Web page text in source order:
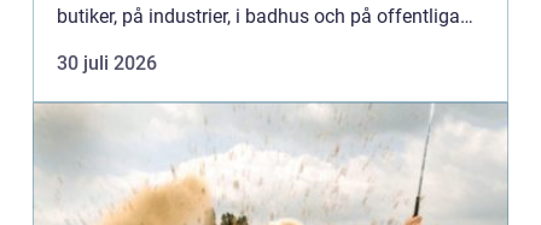
butiker, på industrier, i badhus och på offentliga
30 juli 2026